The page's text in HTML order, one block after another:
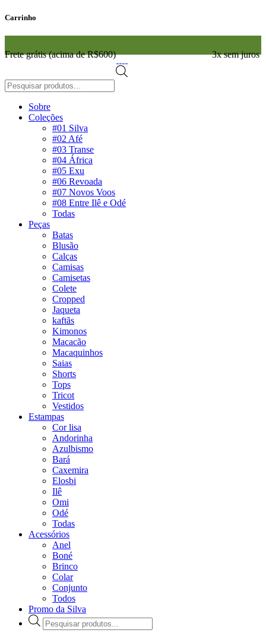
Carrinho
Frete grátis (acima de R$600)
3x sem juros
produtos
Sobre
Coleções
#01 Silva
#02 Afé
#03 Transe
#04 África
#05 Exu
#06 Revoada
#07 Novos Voos
#08 Entre Ilê e Odé
Todas
Peças
Batas
Blusão
Calças
Camisas
Camisetas
Colete
Cropped
Jaqueta
kaftãs
Kimonos
Macacão
Macaquinhos
Saias
Shorts
Tops
Tricot
Vestidos
Estampas
Cor lisa
Andorinha
Azulbismo
Bará
Caxemira
Elosbi
Ilê
Omi
Odé
Todas
Acessórios
Anel
Boné
Brinco
Colar
Conjunto
Todos
Promo da Silva
Pesquisar
produtos